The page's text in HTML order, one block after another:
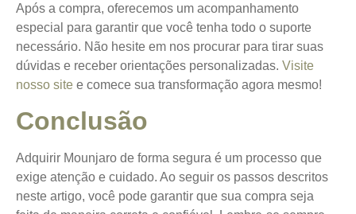
Após a compra, oferecemos um acompanhamento
especial para garantir que você tenha todo o suporte
necessário. Não hesite em nos procurar para tirar suas
dúvidas e receber orientações personalizadas. Visite
nosso site e comece sua transformação agora mesmo!
Conclusão
Adquirir Mounjaro de forma segura é um processo que
exige atenção e cuidado. Ao seguir os passos descritos
neste artigo, você pode garantir que sua compra seja